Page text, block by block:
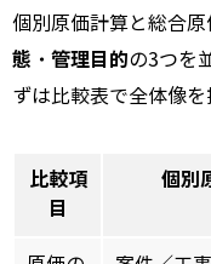
個別原価計算と総合原
態・管理目的の3つを
ずは比較表で全体像を
比較項
目
個別